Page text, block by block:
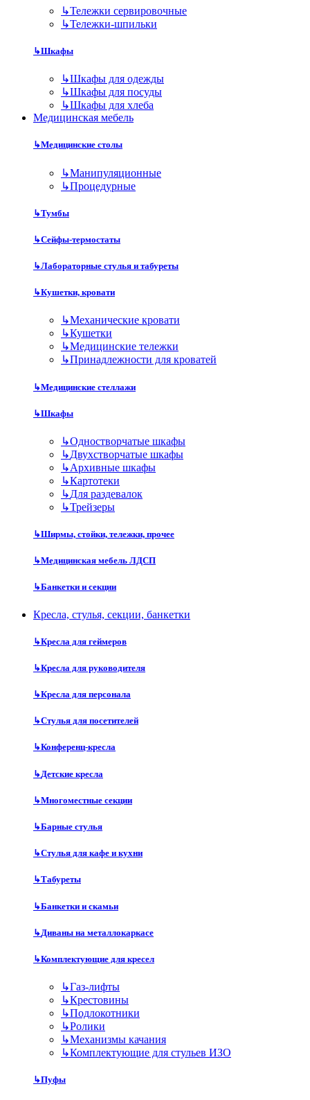
↳Тележки сервировочные
↳Тележки-шпильки
↳Шкафы
↳Шкафы для одежды
↳Шкафы для посуды
↳Шкафы для хлеба
Медицинская мебель
↳Медицинские столы
↳Манипуляционные
↳Процедурные
↳Тумбы
↳Сейфы-термостаты
↳Лабораторные стулья и табуреты
↳Кушетки, кровати
↳Механические кровати
↳Кушетки
↳Медицинские тележки
↳Принадлежности для кроватей
↳Медицинские стеллажи
↳Шкафы
↳Одностворчатые шкафы
↳Двухстворчатые шкафы
↳Архивные шкафы
↳Картотеки
↳Для раздевалок
↳Трейзеры
↳Ширмы, стойки, тележки, прочее
↳Медицинская мебель ЛДСП
↳Банкетки и секции
Кресла, стулья, секции, банкетки
↳Кресла для геймеров
↳Кресла для руководителя
↳Кресла для персонала
↳Стулья для посетителей
↳Конференц-кресла
↳Детские кресла
↳Многоместные секции
↳Барные стулья
↳Стулья для кафе и кухни
↳Табуреты
↳Банкетки и скамьи
↳Диваны на металлокаркасе
↳Комплектующие для кресел
↳Газ-лифты
↳Крестовины
↳Подлокотники
↳Ролики
↳Механизмы качания
↳Комплектующие для стульев ИЗО
↳Пуфы